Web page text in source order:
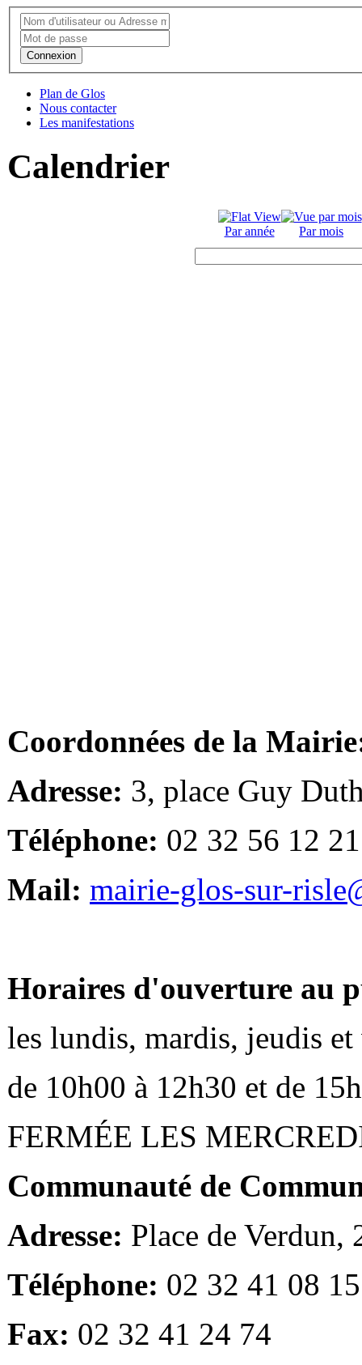
Connexion
Plan de Glos
Nous contacter
Les manifestations
Calendrier
Par année Par mois
Coordonnées de la
Adresse: 3, place Guy
Téléphone: 02 32 56 12 21
Mail: mairie-glos-sur-
Horaires d'ouverture au
les lundis, mardis, jeudis et
de 10h00 à 12h30 et de
FERMÉE LES
Communauté de
Adresse: Place de Verdun,
Téléphone: 02 32 41 08 15
Fax: 02 32 41 24 74